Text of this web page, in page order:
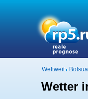
Weltweit
Wetter